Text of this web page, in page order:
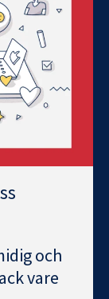
och
vare